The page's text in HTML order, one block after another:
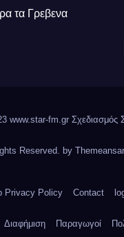
τα Γρεβενα
www.star-fm.gr Σχεδιασμός
Reserved. by Themeansar
Privacy Policy Contact
Διαφήμιση Παραγωγοί